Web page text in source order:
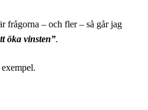
frågorna – och fler – så går jag
öka vinsten”.